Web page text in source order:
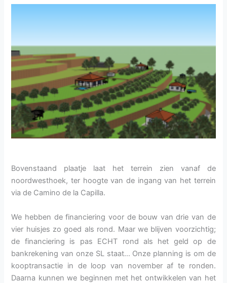
Bovenstaand plaatje laat het terrein zien vanaf de
noordwesthoek, ter hoogte van de ingang van het terrein
via de Camino de la Capilla.
We hebben de financiering voor de bouw van drie van de
vier huisjes zo goed als rond. Maar we blijven voorzichtig;
de financiering is pas ECHT rond als het geld op de
bankrekening van onze SL staat… Onze planning is om de
kooptransactie in de loop van november af te ronden.
Daarna kunnen we beginnen met het ontwikkelen van het